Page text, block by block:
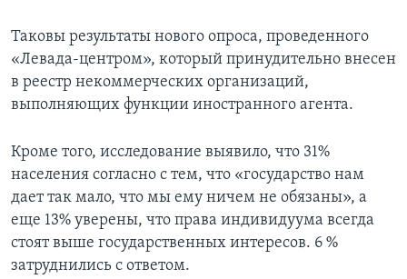
Таковы результаты нового опроса, проведенного
«Левада-центром», который принудительно внесен
в реестр некоммерческих организаций,
выполняющих функции иностранного агента.
Кроме того, исследование выявило, что 31%
населения согласно с тем, что «государство нам
дает так мало, что мы ему ничем не обязаны», а
еще 13% уверены, что права индивидуума всегда
стоят выше государственных интересов. 6 %
затруднились с ответом.